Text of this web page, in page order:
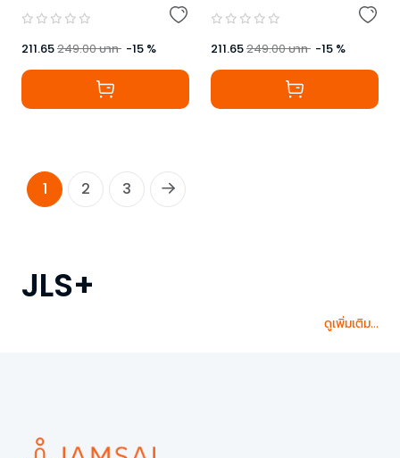
211.65249.00บาท -15 % 211.65249.00บาท -15 %
1 2 3
JLS+
ดูเพิ่มเติม...